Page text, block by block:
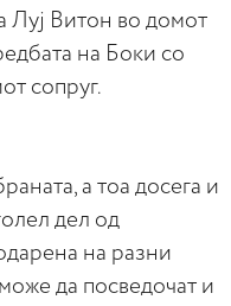
Луј Витон во домот
на Боки со
сопруг.
а тоа досега и
дел од
на разни
да посведочат и